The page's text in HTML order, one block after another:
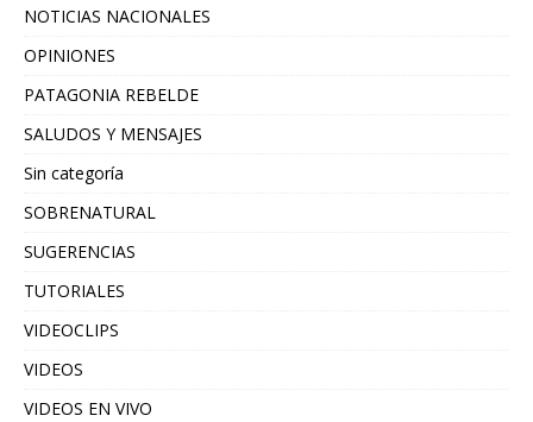
NOTICIAS NACIONALES
OPINIONES
PATAGONIA REBELDE
SALUDOS Y MENSAJES
Sin categoría
SOBRENATURAL
SUGERENCIAS
TUTORIALES
VIDEOCLIPS
VIDEOS
VIDEOS EN VIVO